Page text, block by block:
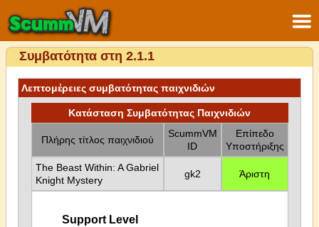
Συμβατότητα στη 2.1.1
Λεπτομέρειες συμβατότητας παιχνιδιών
Κατάσταση Συμβατότητας Παιχνιδιών
Πλήρης τίτλος παιχνιδιού
ScummVM
ID
Επίπεδο
Υποστήριξης
The Beast Within: A Gabriel
Knight Mystery
gk2 Άριστη
Support Level